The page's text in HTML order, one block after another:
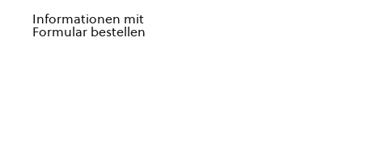
Informationen mit
Formular bestellen